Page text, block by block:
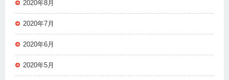
2020年8月
2020年7月
2020年6月
2020年5月